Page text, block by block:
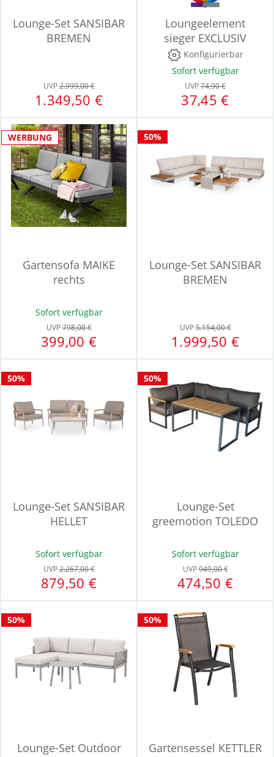
Lounge-Set SANSIBAR
BREMEN
UVP2.999,00 €
1.349,50 €
Loungeelement
sieger EXCLUSIV
PASSION LUGO
Konfigurierbar
Sofort verfügbar
UVP74,90 €
37,45 €
WERBUNG
Gartensofa MAIKE
rechts
Sofort verfügbar
UVP798,00 €
399,00 €
50%
Lounge-Set SANSIBAR
BREMEN
UVP5.154,00 €
1.999,50 €
50%
Lounge-Set SANSIBAR
HELLET
Sofort verfügbar
UVP2.267,00 €
879,50 €
50%
Lounge-Set
greemotion TOLEDO
Sofort verfügbar
UVP949,00 €
474,50 €
50%
Lounge-Set Outdoor
50%
Gartensessel KETTLER